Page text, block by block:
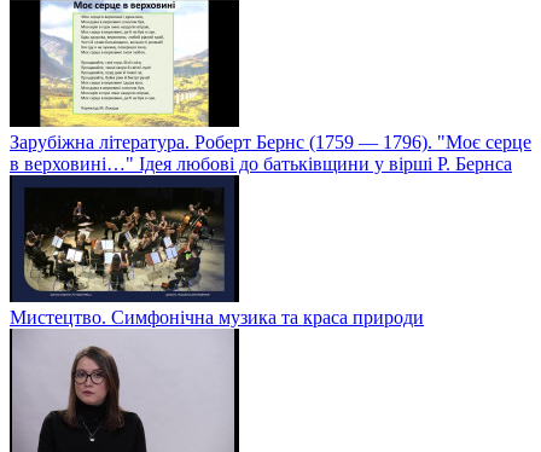
Зарубіжна література. Роберт Бернс (1759 — 1796). "Моє серце
в верховині…" Ідея любові до батьківщини у вірші Р. Бернса
Мистецтво. Симфонічна музика та краса природи